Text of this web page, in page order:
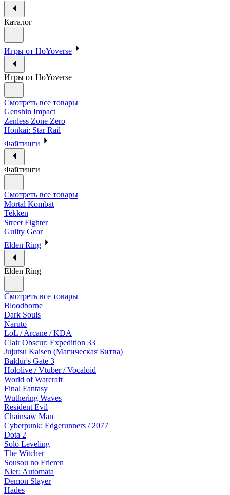
Каталог
Игры от HoYoverse
Игры от HoYoverse
Смотреть все товары
Genshin Impact
Zenless Zone Zero
Honkai: Star Rail
Файтинги
Файтинги
Смотреть все товары
Mortal Kombat
Tekken
Street Fighter
Guilty Gear
Elden Ring
Elden Ring
Смотреть все товары
Bloodborne
Dark Souls
Naruto
LoL / Arcane / KDA
Clair Obscur: Expedition 33
Jujutsu Kaisen (Магическая Битва)
Baldur's Gate 3
Hololive / Vtuber / Vocaloid
World of Warcraft
Final Fantasy
Wuthering Waves
Resident Evil
Chainsaw Man
Cyberpunk: Edgerunners / 2077
Dota 2
Solo Leveling
The Witcher
Sousou no Frieren
Nier: Automata
Demon Slayer
Hades